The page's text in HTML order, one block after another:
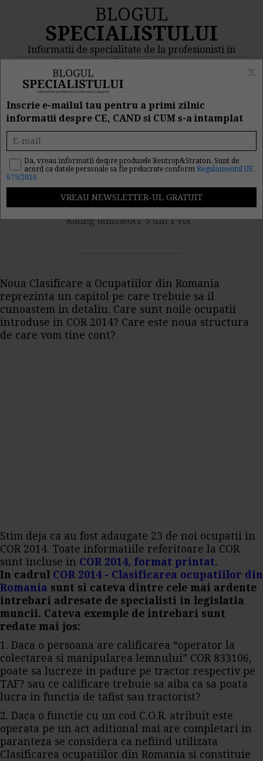
BLOGUL
SPECIALISTULUI
Informatii de specialitate de la profesionisti in
domeniu
MENIU
COR 2014 in format
printat
Nr. vizualizari: 3529
Rating utilizatori: 5 din 1 vot
Noua Clasificare a Ocupatiilor din Romania
reprezinta un capitol pe care trebuie sa il
cunoastem in detaliu. Care sunt noile ocupatii
introduse in COR 2014? Care este noua structura
de care vom tine cont?
Stim deja ca au fost adaugate 23 de noi ocupatii in
COR 2014. Toate informatiile referitoare la COR
sunt incluse in COR 2014, format printat.
In cadrul COR 2014 - Clasificarea ocupatiilor din
Romania sunt si cateva dintre cele mai ardente
intrebari adresate de specialisti in legislatia
muncii. Cateva exemple de intrebari sunt
redate mai jos:
1. Daca o persoana are calificarea “operator la
colectarea si manipularea lemnului” COR 833106,
poate sa lucreze in padure pe tractor respectiv pe
TAF? sau ce calificare trebuie sa aiba ca sa poata
lucra in functia de tafist sau tractorist?
2. Daca o functie cu un cod C.O.R. atribuit este
operata pe un act aditional mai are completari in
paranteza se considera ca nefiind utilizata
Clasificarea ocupatiilor din Romania si constituie
Inscrie e-mailul tau pentru a primi zilnic
informatii despre CE, CAND si CUM s-a intamplat
Da, vreau informatii despre produsele Rentrop&Straton. Sunt de
acord ca datele personale sa fie prelucrate conform Regulamentul UE
679/2016